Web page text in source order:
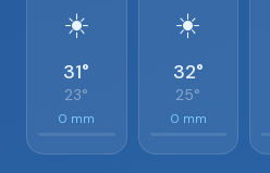
☀️
31°
23°
0 mm
☀️
32°
25°
0 mm